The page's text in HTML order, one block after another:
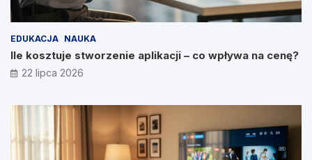
EDUKACJA NAUKA
Ile kosztuje stworzenie aplikacji – co wpływa na cenę?
22 lipca 2026